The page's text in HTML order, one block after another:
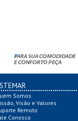
Somos
Visão e Valores
Remoto
Conosco